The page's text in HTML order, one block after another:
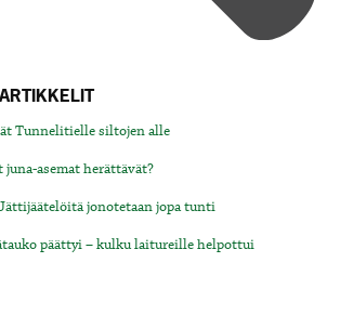
Tunnelitielle siltojen alle
asemat herättävät?
jonotetaan jopa tunti
päättyi – kulku laitureille helpottui